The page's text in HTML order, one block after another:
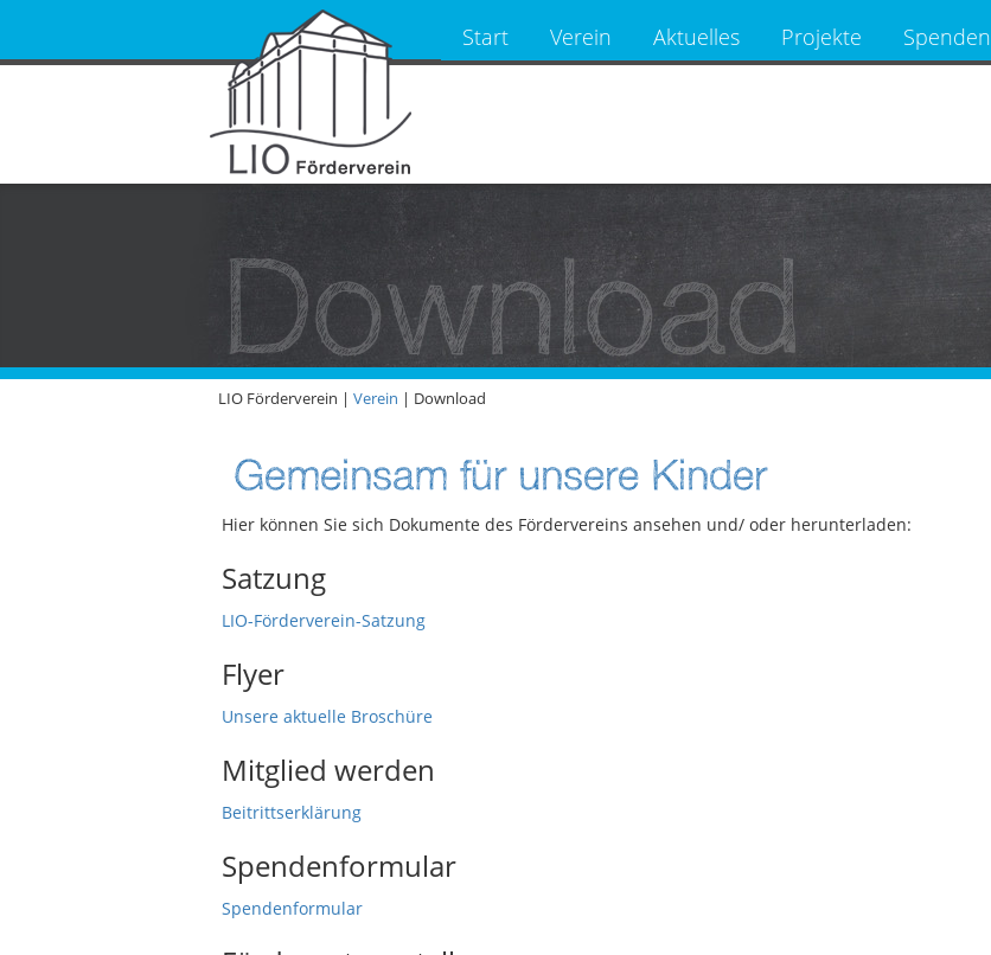
Start Verein Aktuelles Projekte Spenden
Download
LIO Förderverein | Verein | Download
Gemeinsam für unsere Kinder
Hier können Sie sich Dokumente des Fördervereins ansehen und/ oder herunterladen:
Satzung
LIO-Förderverein-Satzung
Flyer
Unsere aktuelle Broschüre
Mitglied werden
Beitrittserklärung
Spendenformular
Spendenformular